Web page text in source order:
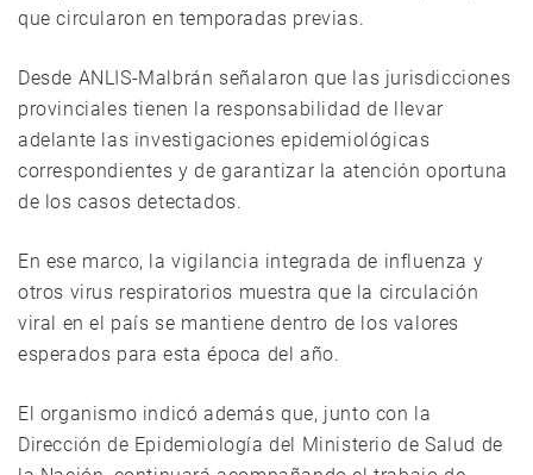
que circularon en temporadas previas.
Desde ANLIS-Malbrán señalaron que las jurisdicciones
provinciales tienen la responsabilidad de llevar
adelante las investigaciones epidemiológicas
correspondientes y de garantizar la atención oportuna
de los casos detectados.
En ese marco, la vigilancia integrada de influenza y
otros virus respiratorios muestra que la circulación
viral en el país se mantiene dentro de los valores
esperados para esta época del año.
El organismo indicó además que, junto con la
Dirección de Epidemiología del Ministerio de Salud de